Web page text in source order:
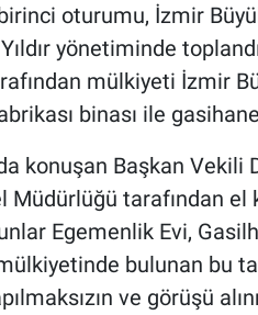
birinci oturumu, İzmir
yönetiminde
mülkiyeti İzmir
binası ile
konuşan Başkan Vekili
Müdürlüğü tarafından
Egemenlik Evi,
bulunan bu
ve görüşü